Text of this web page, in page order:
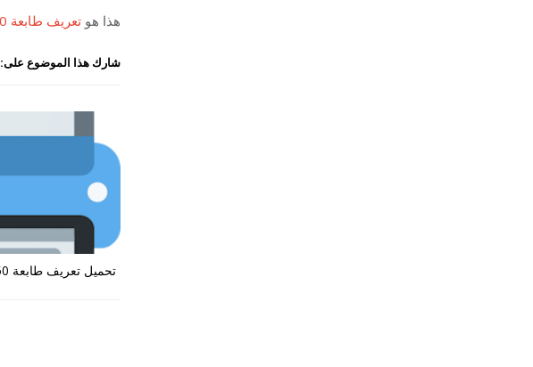
هذا هو تعريف طابعة Canon Pixma TS300
شارك هذا الموضوع على:
تحميل تعريف طابعة Canon TS5150